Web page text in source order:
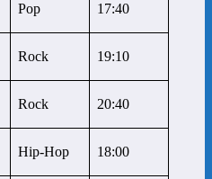
Pop 17:40
Rock 19:10
Rock 20:40
Hip-Hop 18:00